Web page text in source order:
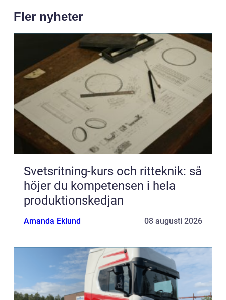
Fler nyheter
Svetsritning-kurs och ritteknik: så
höjer du kompetensen i hela
produktionskedjan
Amanda Eklund 08 augusti 2026